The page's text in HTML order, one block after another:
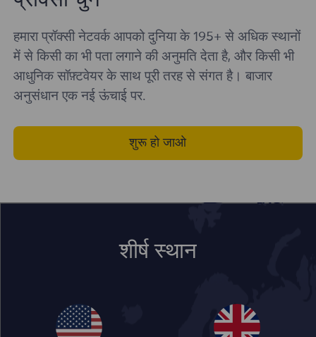
हमारा प्रॉक्सी नेटवर्क आपको दुनिया के 195+ से अधिक स्थानों
में से किसी का भी पता लगाने की अनुमति देता है, और किसी भी
आधुनिक सॉफ़्टवेयर के साथ पूरी तरह से संगत है। बाजार
अनुसंधान एक नई ऊंचाई पर.
शुरू हो जाओ
शीर्ष स्थान